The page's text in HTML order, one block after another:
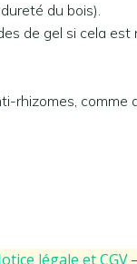
du bois).
de gel si cela
rhizomes,
légale et CGV